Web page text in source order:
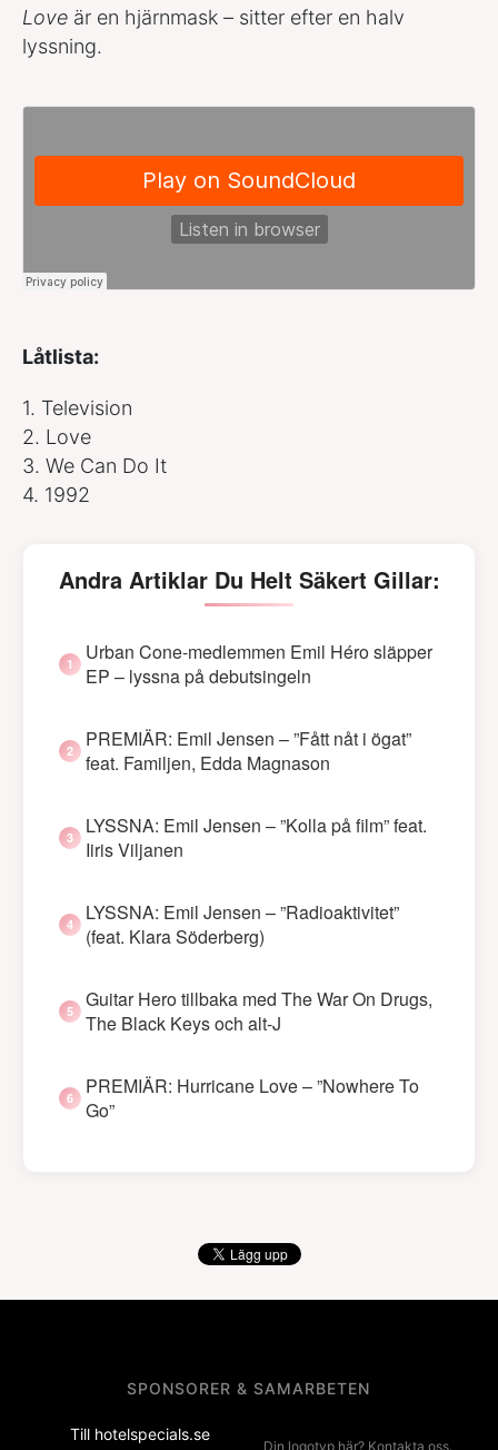
Love är en hjärnmask – sitter efter en halv
lyssning.
Låtlista:
1. Television
2. Love
3. We Can Do It
4. 1992
Andra Artiklar Du Helt Säkert Gillar:
Urban Cone-medlemmen Emil Héro släpper
EP – lyssna på debutsingeln
PREMIÄR: Emil Jensen – ”Fått nåt i ögat”
feat. Familjen, Edda Magnason
LYSSNA: Emil Jensen – ”Kolla på film” feat.
Iiris Viljanen
LYSSNA: Emil Jensen – ”Radioaktivitet”
(feat. Klara Söderberg)
Guitar Hero tillbaka med The War On Drugs,
The Black Keys och alt-J
PREMIÄR: Hurricane Love – ”Nowhere To
Go”
SPONSORER & SAMARBETEN
Till hotelspecials.se
Din logotyp här? Kontakta oss.